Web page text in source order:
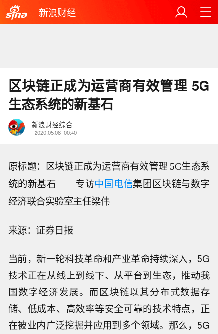
新浪财经
区块链正成为运营商有效管理 5G
生态系统的新基石
新浪财经综合
2020.05.08 00:40
原标题：区块链正成为运营商有效管理 5G生态系
统的新基石——专访中国电信集团区块链与数字
经济联合实验室主任梁伟
来源：证券日报
当前，新一轮科技革命和产业革命持续深入，5G
技术正在从线上到线下、从平台到生态，推动我
国数字经济发展。而区块链以其分布式数据存
储、低成本、高效率等安全可靠的技术特点，正
在被业内广泛挖掘并应用到多个领域。那么，5G